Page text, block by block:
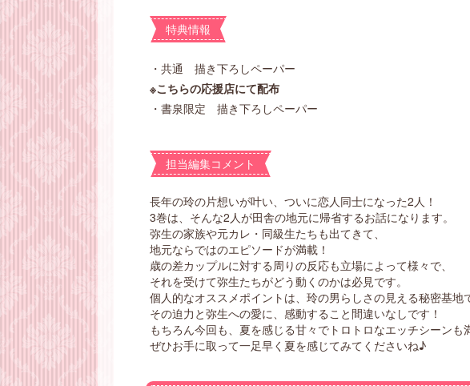
特典情報
・共通 描き下ろしペーパー
※こちらの応援店にて配布
・書泉限定 描き下ろしペーパー
担当編集コメント
長年の玲の片想いが叶い、ついに恋人同士になった2人！
3巻は、そんな2人が田舎の地元に帰省するお話になります。
弥生の家族や元カレ・同級生たちも出てきて、
地元ならではのエピソードが満載！
歳の差カップルに対する周りの反応も立場によって様々で、
それを受けて弥生たちがどう動くのかは必見です。
個人的なオススメポイントは、玲の男らしさの見える秘密基地
その迫力と弥生への愛に、感動すること間違いなしです！
もちろん今回も、夏を感じる甘々でトロトロなエッチシーンも
ぜひお手に取って一足早く夏を感じてみてくださいね♪